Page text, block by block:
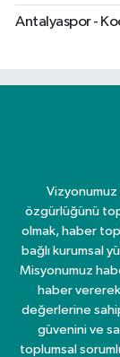
Antalyaspor -
özgürlüğünü
olmak, haber
bağlı kurumsal
Misyonumuz
haber vererek
değerlerine sahip
güvenini ve
toplumsal